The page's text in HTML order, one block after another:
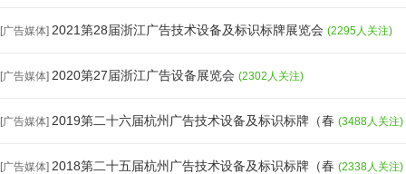
[广告媒体] 2021第28届浙江广告技术设备及标识标牌展览会 (2295人关注)
[广告媒体] 2020第27届浙江广告设备展览会 (2302人关注)
[广告媒体] 2019第二十六届杭州广告技术设备及标识标牌（春 (3488人关注)
[广告媒体] 2018第二十五届杭州广告技术设备及标识标牌（春 (2338人关注)